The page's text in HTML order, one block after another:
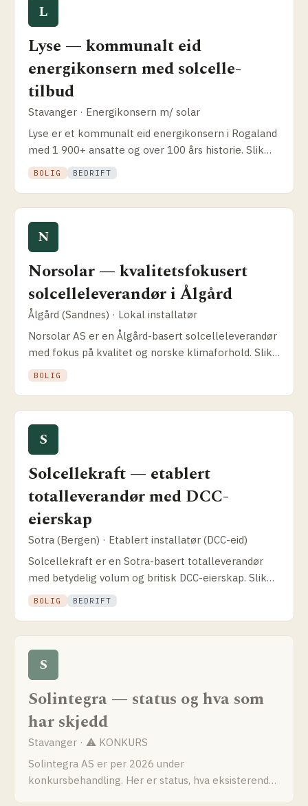
L
Lyse — kommunalt eid
energikonsern med solcelle­
tilbud
Stavanger · Energikonsern m/ solar
Lyse er et kommunalt eid energikonsern i Rogaland
med 1 900+ ansatte og over 100 års historie. Slik
fungerer Lyses solcelle­tilbud, hva du får og hvor det
skiller seg fra installatør-spesialistene.
BOLIG BEDRIFT
N
Norsolar — kvalitets­fokusert
solcelle­leverandør i Ålgård
Ålgård (Sandnes) · Lokal installatør
Norsolar AS er en Ålgård-basert solcelle­leverandør
med fokus på kvalitet og norske klimaforhold. Slik
fungerer modellen, dekningsområdet og hva de
leverer.
BOLIG
S
Solcellekraft — etablert
totalleverandør med DCC-
eierskap
Sotra (Bergen) · Etablert installatør (DCC-eid)
Solcellekraft er en Sotra-basert totalleverandør
med betydelig volum og britisk DCC-eierskap. Slik
fungerer pakkeløsningen og hva som skiller dem
fra Otovo.
BOLIG BEDRIFT
S
Solintegra — status og hva som
har skjedd
Stavanger · ⚠ KONKURS
Solintegra AS er per 2026 under
konkursbehandling. Her er status, hva eksisterende